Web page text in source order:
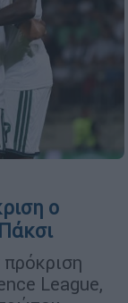
ο
πρόκριση
League,